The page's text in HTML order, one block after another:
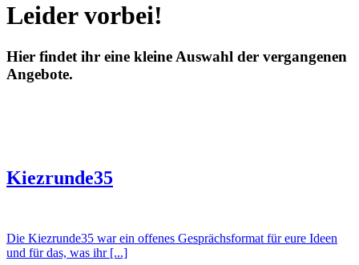
Leider vorbei!
Hier findet ihr eine kleine Auswahl der vergangenen
Angebote.
Kiezrunde35
Die Kiezrunde35 war ein offenes Gesprächsformat für eure Ideen
und für das, was ihr [...]